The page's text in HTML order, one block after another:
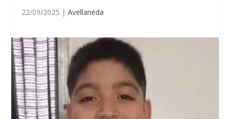
22/09/2025 |Avellaneda